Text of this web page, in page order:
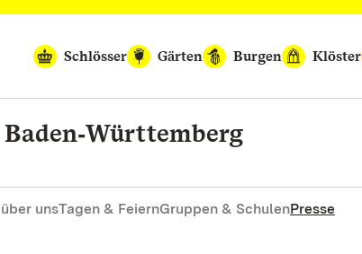
Schlösser
Gärten Burgen Klöster
unsTagen & FeiernGruppen & SchulenPresse